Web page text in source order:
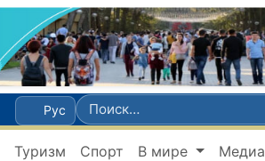
Рус
Туризм Спорт В мире Медиа